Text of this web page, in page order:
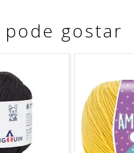
gostar